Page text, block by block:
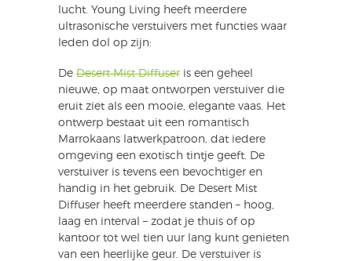
lucht. Young Living heeft meerdere
ultrasonische verstuivers met functies waar
leden dol op zijn:
De Desert Mist Diffuser is een geheel
nieuwe, op maat ontworpen verstuiver die
eruit ziet als een mooie, elegante vaas. Het
ontwerp bestaat uit een romantisch
Marrokaans latwerkpatroon, dat iedere
omgeving een exotisch tintje geeft. De
verstuiver is tevens een bevochtiger en
handig in het gebruik. De Desert Mist
Diffuser heeft meerdere standen – hoog,
laag en interval – zodat je thuis of op
kantoor tot wel tien uur lang kunt genieten
van een heerlijke geur. De verstuiver is